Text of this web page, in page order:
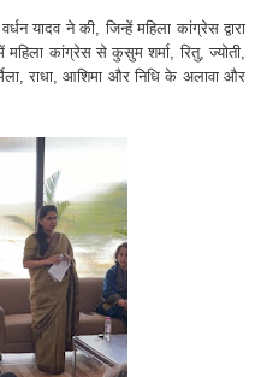
यादव ने की, जिन्हें महिला कांग्रेस द्वारा
कांग्रेस से कुसुम शर्मा, रितु, ज्योती,
राधा, आशिमा और निधि के अलावा और